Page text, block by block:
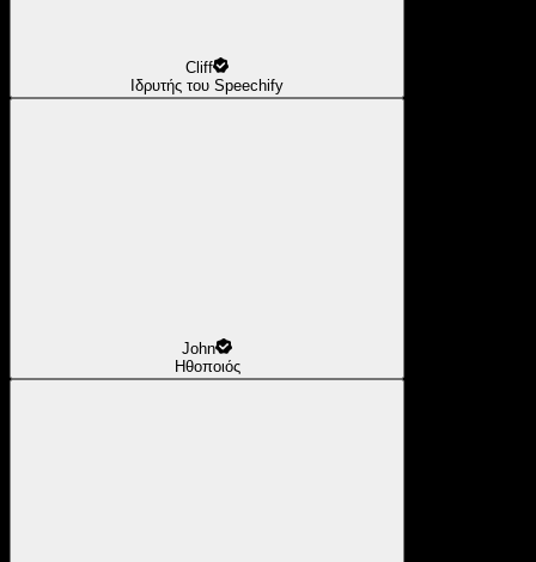
Cliff
Ιδρυτής του Speechify
John
Ηθοποιός